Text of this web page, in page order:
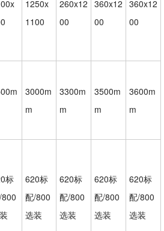
1250x
1100
260x12
00
360x12
00
360x12
00
3000m
m
3300m
m
3500m
m
3600m
m
标
620标
配/800
选装
620标
配/800
选装
620标
配/800
选装
620标
配/800
选装